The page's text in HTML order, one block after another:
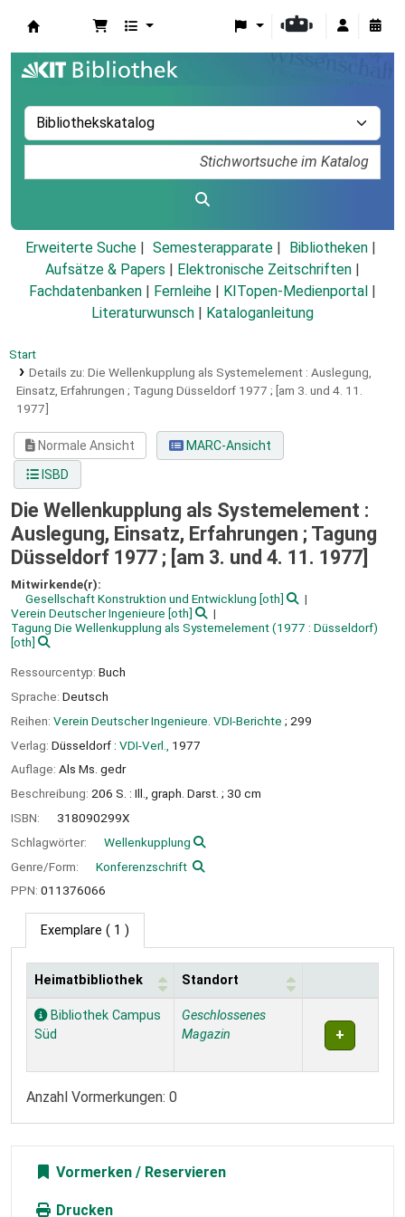
Erweiterte Suche Semesterapparate
Bibliotheken
Aufsätze & Papers
Elektronische Zeitschriften
Fachdatenbanken
Fernleihe KITopen-Medienportal
Literaturwunsch
Kataloganleitung
Start
Details zu: Die Wellenkupplung als Systemelement : Auslegung,
Einsatz, Erfahrungen ; Tagung Düsseldorf 1977 ; [am 3. und 4. 11.
1977]
Normale Ansicht
MARC-Ansicht
ISBD
Die Wellenkupplung als Systemelement :
Auslegung, Einsatz, Erfahrungen ; Tagung
Düsseldorf 1977 ; [am 3. und 4. 11. 1977]
Mitwirkende(r):
Gesellschaft Konstruktion und Entwicklung [oth]
Verein Deutscher Ingenieure [oth]
Tagung Die Wellenkupplung als Systemelement(1977 : Düsseldorf)
[oth]
Ressourcentyp: Buch
Sprache: Deutsch
Reihen: Verein Deutscher Ingenieure. VDI-Berichte ; 299
Verlag: Düsseldorf : VDI-Verl.,
1977
Auflage: Als Ms. gedr
Beschreibung: 206 S. : Ill., graph. Darst. ; 30 cm
ISBN:
318090299X
Schlagwörter:
Wellenkupplung
Genre/Form:
Konferenzschrift
PPN: 011376066
Exemplare ( 1 )
Exemplare
Heimatbibliothek Standort
Bibliothek Campus
Süd
Geschlossenes
Magazin
Anzahl Vormerkungen: 0
Vormerken
Drucken